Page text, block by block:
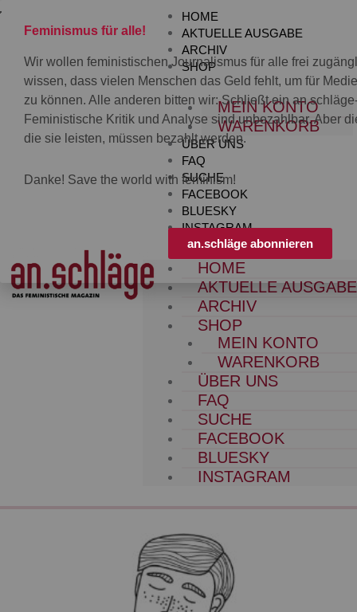
Inhalt
HOME
AKTUELLE AUSGABE
ARCHIV
SHOP
MEIN KONTO
WARENKORB
ÜBER UNS
FAQ
SUCHE
FACEBOOK
BLUESKY
INSTAGRAM
HOME
AKTUELLE AUSGABE
ARCHIV
SHOP
MEIN KONTO
WARENKORB
ÜBER UNS
FAQ
SUCHE
FACEBOOK
BLUESKY
INSTAGRAM
Feminismus für alle!
Wir wollen feministischen Journalismus für alle frei
wissen, dass vielen Menschen das Geld fehlt, um für
zu können. Alle anderen bitten wir: Schließt ein
Feministische Kritik und Analyse sind unbezahlbar. Aber
die sie leisten, müssen bezahlt werden.
Danke! Save the world with feminism!
an.schläge abonnieren